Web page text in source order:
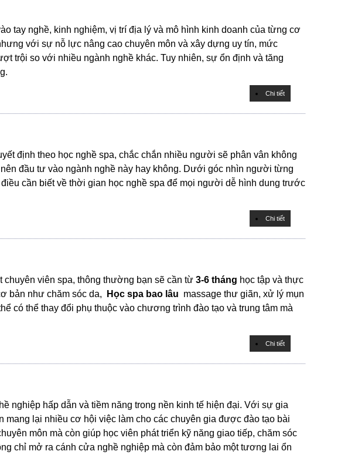
tay nghề, kinh nghiệm, vị trí địa lý và mô hình kinh doanh của từng cơ
với sự nỗ lực nâng cao chuyên môn và xây dựng uy tín, mức
trội so với nhiều ngành nghề khác. Tuy nhiên, sự ổn định và tăng
Chi tiết
định theo học nghề spa, chắc chắn nhiều người sẽ phân vân không
đầu tư vào ngành nghề này hay không. Dưới góc nhìn người từng
cần biết về thời gian học nghề spa để mọi người dễ hình dung trước
Chi tiết
chuyên viên spa, thông thường bạn sẽ cần từ 3-6 tháng học tập và thực
bản như chăm sóc da,
Học spa bao lâu massage thư giãn, xử lý mụn
có thể thay đổi phụ thuộc vào chương trình đào tạo và trung tâm mà
Chi tiết
nghiệp hấp dẫn và tiềm năng trong nền kinh tế hiện đại. Với sự gia
lại nhiều cơ hội việc làm cho các chuyên gia được đào tạo bài
môn mà còn giúp học viên phát triển kỹ năng giao tiếp, chăm sóc
chỉ mở ra cánh cửa nghề nghiệp mà còn đảm bảo một tương lai ổn